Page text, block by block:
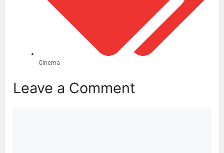
Cinema
Leave a Comment